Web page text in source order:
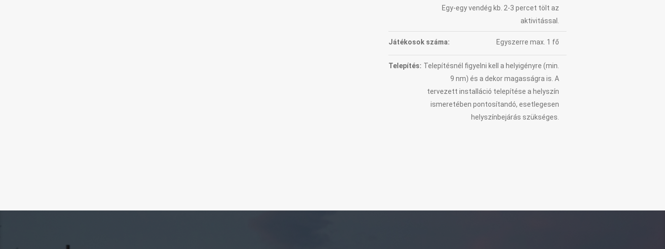
Egy-egy vendég kb. 2-3 percet tölt az
aktivitással.
Játékosok száma: Egyszerre max. 1 fő
Telepítés: Telepítésnél figyelni kell a helyigényre (min.
9 nm) és a dekor magasságra is. A
tervezett installáció telepítése a helyszín
ismeretében pontosítandó, esetlegesen
helyszínbejárás szükséges.